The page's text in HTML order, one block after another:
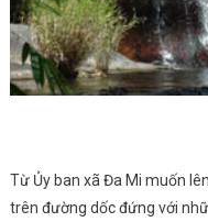
Từ Ủy ban xã Đa Mi muốn
trên đường dốc đứng với